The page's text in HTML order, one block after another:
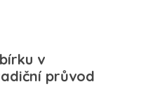
v
průvod